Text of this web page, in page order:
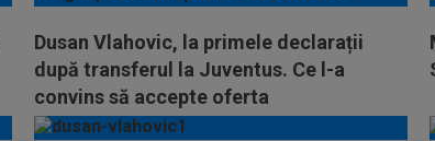
Dusan Vlahovic, la primele declarații
după transferul la Juventus. Ce l-a
convins să accepte oferta